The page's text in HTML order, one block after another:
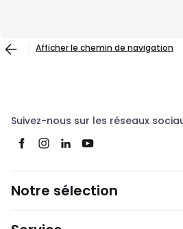
Afficher le chemin de navigation
Suivez-nous sur les réseaux
Notre sélection